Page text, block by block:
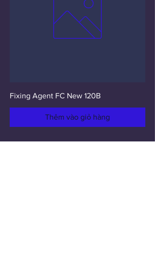
Fixing Agent FC New 120B
Thêm vào giỏ hàng